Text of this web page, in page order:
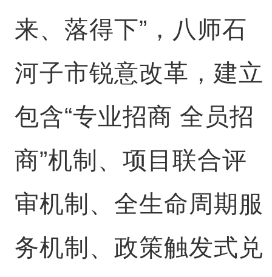
来、落得下”，八师石
河子市锐意改革，建立
包含“专业招商 全员招
商”机制、项目联合评
审机制、全生命周期服
务机制、政策触发式兑